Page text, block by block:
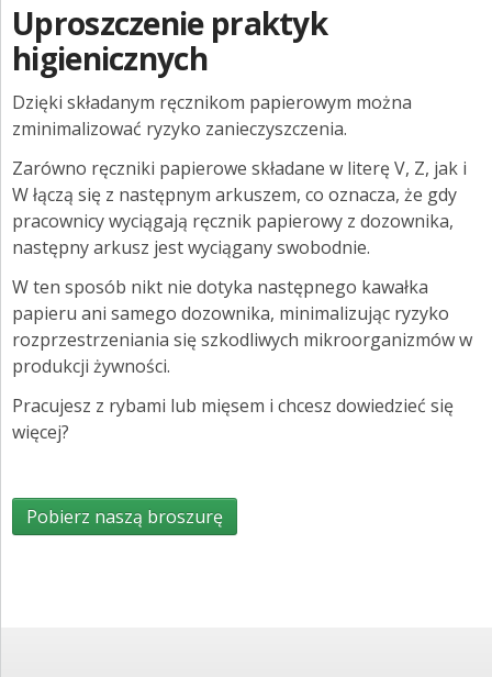
Uproszczenie praktyk
higienicznych
Dzięki składanym ręcznikom papierowym można
zminimalizować ryzyko zanieczyszczenia.
Zarówno ręczniki papierowe składane w literę V, Z, jak i
W łączą się z następnym arkuszem, co oznacza, że gdy
pracownicy wyciągają ręcznik papierowy z dozownika,
następny arkusz jest wyciągany swobodnie.
W ten sposób nikt nie dotyka następnego kawałka
papieru ani samego dozownika, minimalizując ryzyko
rozprzestrzeniania się szkodliwych mikroorganizmów w
produkcji żywności.
Pracujesz z rybami lub mięsem i chcesz dowiedzieć się
więcej?
Pobierz naszą broszurę